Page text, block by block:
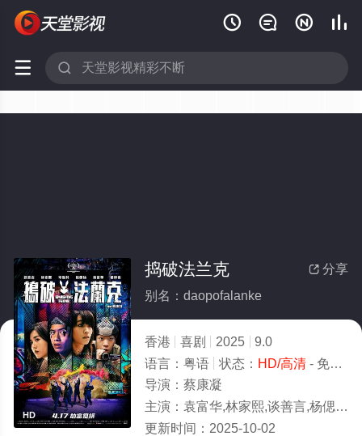
   
 
HD
 分享
捣破法兰克
别名：daopofalanke
香港 喜剧 2025
9.0
语言： 粤语 状态： HD/高清- 免费在线观看
导演： 蔡康凝
主演： 袁富华,林家熙,谈善言,杨偲泳,岑珈其,杨伟伦
更新时间： 2025-10-02